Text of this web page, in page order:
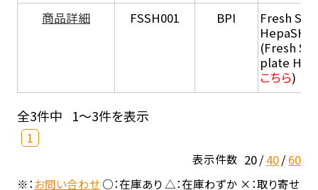
商品詳細
FSSH001 BPI
Fresh
HepaSH®
(Fresh
plate
こちら)
全3件中 1～3件を表示
1
表示件数 20 40 60
※：お問い合わせ○：在庫あり △：在庫わずか ×：取り寄せ